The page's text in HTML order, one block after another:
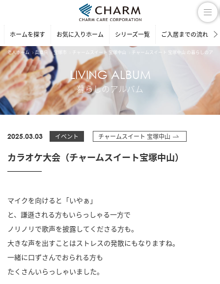
ホームを探す お気に入りホーム シリーズ一覧 ご入居までの流れ
老人ホーム 兵庫県 宝塚市 チャームスイート 宝塚中山 チャームスイート 宝塚中山 の暮らしのアル
LIVING ALBUM
暮らしのアルバム
2025.03.03 イベント チャームスイート 宝塚中山
カラオケ大会（チャームスイート宝塚中山）
マイクを向けると「いやぁ」
と、謙遜される方もいらっしゃる一方で
ノリノリで歌声を披露してくださる方も。
大きな声を出すことはストレスの発散にもなりますね。
一緒に口ずさんでおられる方も
たくさんいらっしゃいました。